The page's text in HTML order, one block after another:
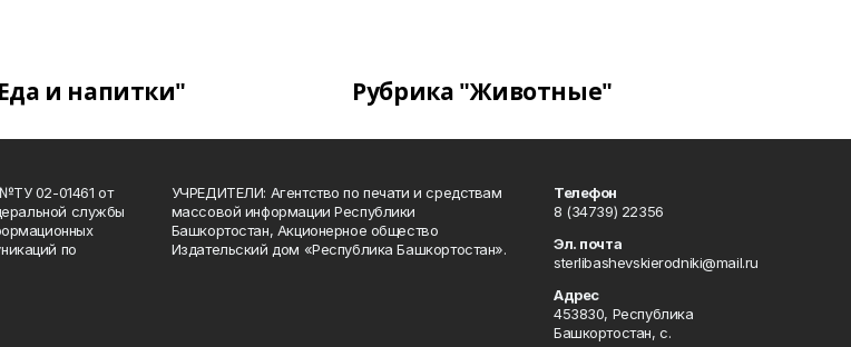
и напитки" Рубрика "Животные"
02-01461 от
службы
по
УЧРЕДИТЕЛИ: Агентство по печати и средствам
массовой информации Республики
Башкортостан, Акционерное общество
Издательский дом «Республика Башкортостан».
Телефон
8 (34739) 22356
Эл. почта
sterlibashevskierodniki@mail.ru
Адрес
453830, Республика
Башкортостан, c.